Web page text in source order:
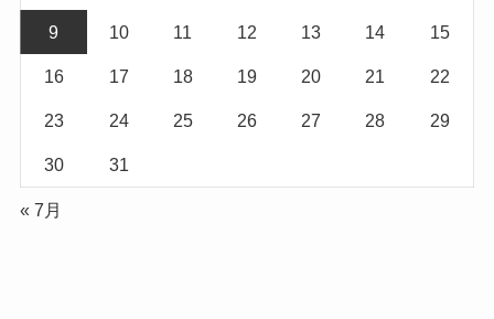
9 10 11 12 13 14 15
16 17 18 19 20 21 22
23 24 25 26 27 28 29
30 31
« 7月